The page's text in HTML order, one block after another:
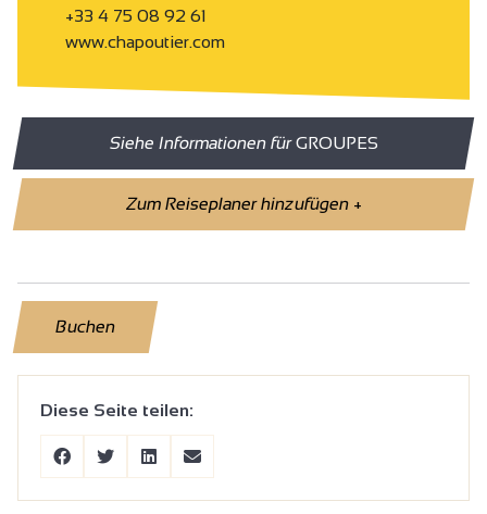
+33 4 75 08 92 61
www.chapoutier.com
Siehe Informationen fürGROUPES
Zum Reiseplaner hinzufügen+
Buchen
Diese Seite teilen: